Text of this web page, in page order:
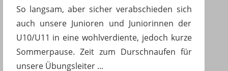
So langsam, aber sicher verabschieden sich
auch unsere Junioren und Juniorinnen der
U10/U11 in eine wohlverdiente, jedoch kurze
Sommerpause. Zeit zum Durschnaufen für
unsere Übungsleiter